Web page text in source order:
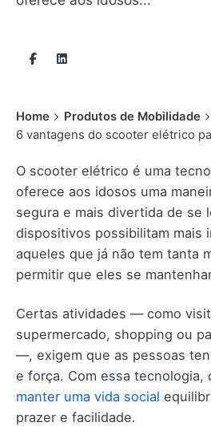
Home
Produtos de Mobilidade
6 vantagens do scooter elétrico
O scooter elétrico é uma
oferece aos idosos uma
segura e mais divertida de se
dispositivos possibilitam mais
aqueles que já não tem tanta
permitir que eles se
Certas atividades — como
supermercado, shopping ou
—, exigem que as pessoas
e força. Com essa tecnologia,
manter uma vida social
prazer e facilidade.